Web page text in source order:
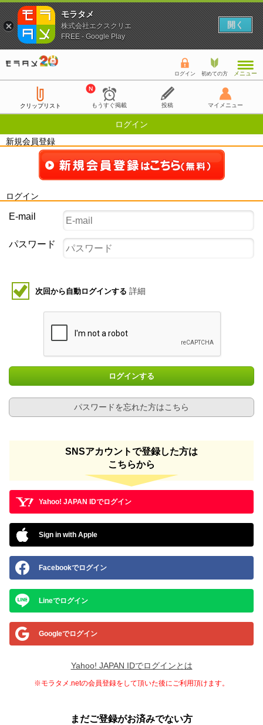
ログイン 初めての方 メニュー
クリップリスト もうすぐ掲載 投稿 マイメニュー
ログイン
新規会員登録
ログイン
E-mail
パスワード
次回から自動ログインする 詳細
ログインする
パスワードを忘れた方はこちら
SNSアカウントで登録した方は
こちらから
Yahoo! JAPAN IDでログイン
Sign in with Apple
Facebookでログイン
Lineでログイン
Googleでログイン
Yahoo! JAPAN IDでログインとは
※モラタメ.netの会員登録をして頂いた後にご利用頂けます。
まだご登録がお済みでない方
モラタメ
株式会社エクスクリエ
FREE - Google Play
開く